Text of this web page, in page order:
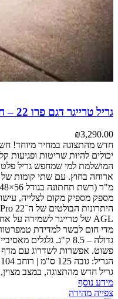
גריל טרייגר דגם פרו 22 – חדש מהתצוגה
₪3,290.00
חדש מהתצוגה במחיר מיוחד!
יכולים להיות שריטות ופגיעות
המושלמת למי שמחפש גריל פלט
ארוחה בחוץ.
מספק מספיק מקום לצלייה,
היתרונות הבולטים של ה־Pro 22:
AGL של טרייגר לשמירה על אחידות חום לאורך כל תהליך הבישול.
מדי חום לבשר למדידת
גדולה – 8.5 ק"ג.
גלגלים
פשוט. אפשרות לשדרוג עם מדף
הגריל: גובה 125 ס"מ | רוחב 104 ס"מ | עומק 69 ס"מ | משקל 47 ק"ג.
גריל חדש מהתצוגה, במצב
מידע נוסף
צפייה מהירה